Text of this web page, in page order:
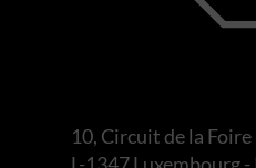
10, Circuit de la